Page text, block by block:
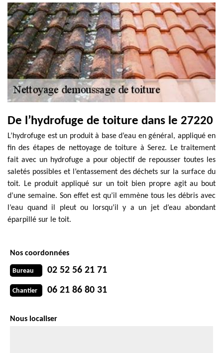
De l’hydrofuge de toiture dans le 27220
L’hydrofuge est un produit à base d’eau en général, appliqué en
fin des étapes de nettoyage de toiture à Serez. Le traitement
fait avec un hydrofuge a pour objectif de repousser toutes les
saletés possibles et l’entassement des déchets sur la surface du
toit. Le produit appliqué sur un toit bien propre agit au bout
d’une semaine. Son effet est qu’il emmène tous les débris avec
l’eau quand il pleut ou lorsqu’il y a un jet d’eau abondant
éparpillé sur le toit.
Nos coordonnées
Bureau 02 52 56 21 71
Chantier 06 21 86 80 31
Nous localiser